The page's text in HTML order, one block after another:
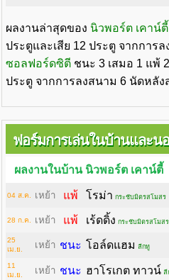
ผลงานล่าสุดของ นิวพอร์ต เคาน์ตี้
ประตูและเสีย 12 ประตู จากการ
ซอลฟอร์ดซิตี ชนะ 3 เสมอ 1 แพ้
ประตู จากการลงสนาม 6 นัดหลัง
ฟอร์มการเล่นในบ้านและน
ผลงานในบ้าน นิวพอร์ต เคาน์ตี้
04 ส.ค. เหย้า แพ้ โรม่า กระชับมิตรสโมสร
28 ก.ค. เหย้า แพ้ เร้ดดิ้ง กระชับมิตรสโมสร
25
เม.ย.
เหย้า ชนะ โอล์ดแฮม ลีกทู
11
เม.ย.
เหย้า ชนะ ฮาโรเกต ทาวน์ ลี